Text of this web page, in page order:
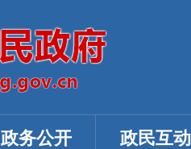
政务公开 政民互动